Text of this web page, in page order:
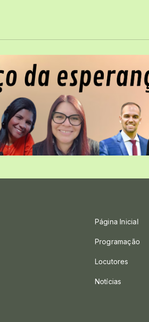
Página Inicial
Programação
Locutores
Notícias